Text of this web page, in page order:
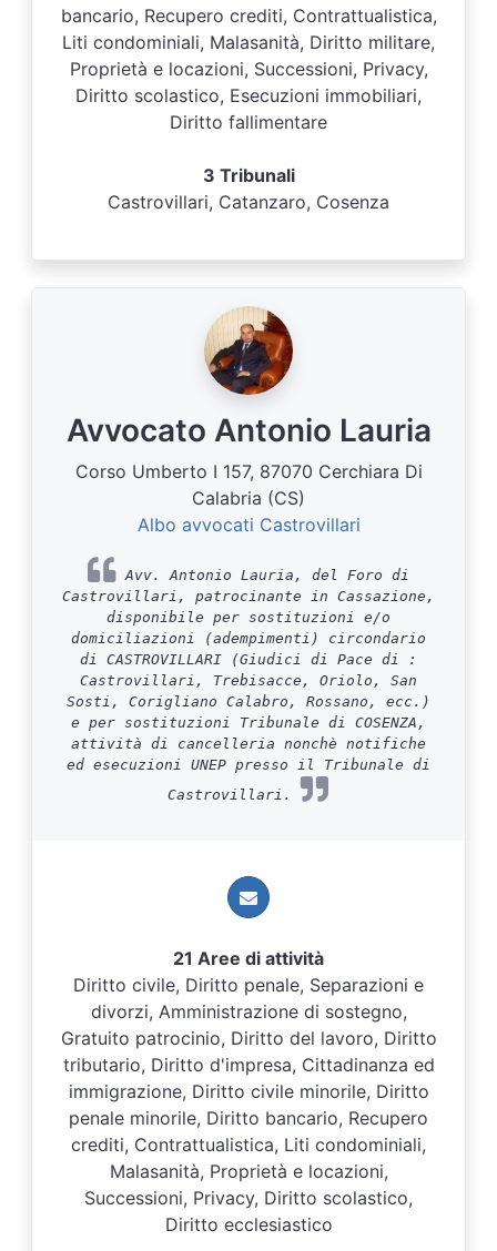
bancario, Recupero crediti, Contrattualistica,
Liti condominiali, Malasanità, Diritto militare,
Proprietà e locazioni, Successioni, Privacy,
Diritto scolastico, Esecuzioni immobiliari,
Diritto fallimentare
3 Tribunali
Castrovillari, Catanzaro, Cosenza
Avvocato Antonio Lauria
Corso Umberto I 157, 87070 Cerchiara Di
Calabria (CS)
Albo avvocati Castrovillari
Avv. Antonio Lauria, del Foro di
Castrovillari, patrocinante in Cassazione,
disponibile per sostituzioni e/o
domiciliazioni (adempimenti) circondario
di CASTROVILLARI (Giudici di Pace di :
Castrovillari, Trebisacce, Oriolo, San
Sosti, Corigliano Calabro, Rossano, ecc.)
e per sostituzioni Tribunale di COSENZA,
attività di cancelleria nonchè notifiche
ed esecuzioni UNEP presso il Tribunale di
Castrovillari.
21 Aree di attività
Diritto civile, Diritto penale, Separazioni e
divorzi, Amministrazione di sostegno,
Gratuito patrocinio, Diritto del lavoro, Diritto
tributario, Diritto d'impresa, Cittadinanza ed
immigrazione, Diritto civile minorile, Diritto
penale minorile, Diritto bancario, Recupero
crediti, Contrattualistica, Liti condominiali,
Malasanità, Proprietà e locazioni,
Successioni, Privacy, Diritto scolastico,
Diritto ecclesiastico